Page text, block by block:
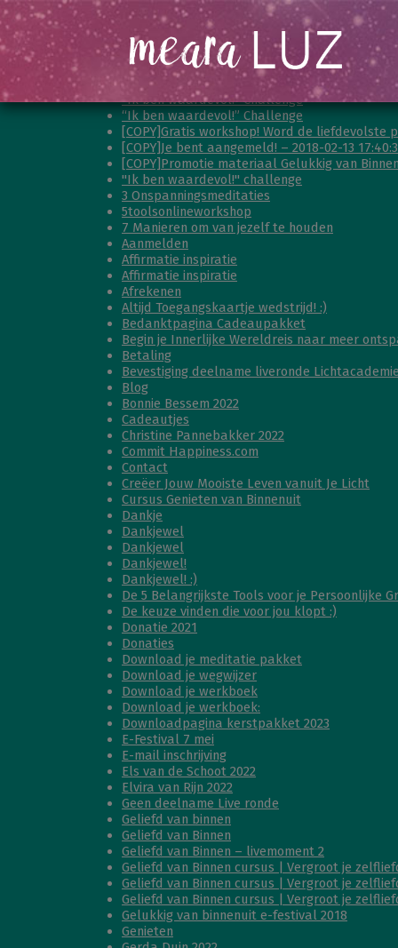
“Je mag er helemaal zijn” – Gratis workshop!
“Ik ben waardevol!” Challenge
“Ik ben waardevol!” Challenge
[COPY]Gratis workshop! Word de liefdevolste
[COPY]Je bent aangemeld! – 2018-02-13
[COPY]Promotie materiaal Gelukkig van
"Ik ben waardevol!" challenge
3 Onspanningsmeditaties
5toolsonlineworkshop
7 Manieren om van jezelf te houden
Aanmelden
Affirmatie inspiratie
Affirmatie inspiratie
Afrekenen
Altijd Toegangskaartje wedstrijd! :)
Bedanktpagina Cadeaupakket
Begin je Innerlijke Wereldreis naar meer
Betaling
Bevestiging deelname liveronde
Blog
Bonnie Bessem 2022
Cadeautjes
Christine Pannebakker 2022
Commit Happiness.com
Contact
Creëer Jouw Mooiste Leven vanuit Je Licht
Cursus Genieten van Binnenuit
Dankje
Dankjewel
Dankjewel
Dankjewel!
Dankjewel! :)
De 5 Belangrijkste Tools voor je Persoonlijke
De keuze vinden die voor jou klopt :)
Donatie 2021
Donaties
Download je meditatie pakket
Download je wegwijzer
Download je werkboek
Download je werkboek:
Downloadpagina kerstpakket 2023
E-Festival 7 mei
E-mail inschrijving
Els van de Schoot 2022
Elvira van Rijn 2022
Geen deelname Live ronde
Geliefd van binnen
Geliefd van Binnen
Geliefd van Binnen – livemoment 2
Geliefd van Binnen cursus | Vergroot je
Geliefd van Binnen cursus | Vergroot je
Geliefd van Binnen cursus | Vergroot je
Gelukkig van binnenuit e-festival 2018
Genieten